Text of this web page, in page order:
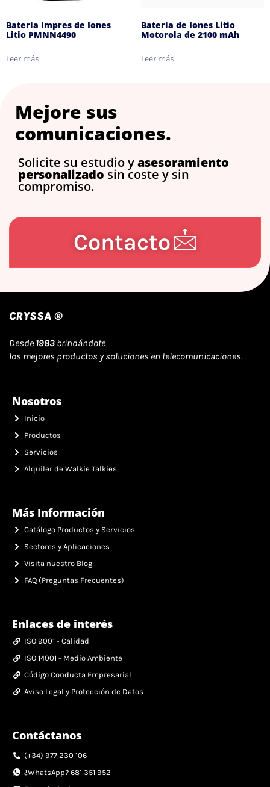
Batería Impres de Iones
Litio PMNN4490
Leer más
Batería de Iones Litio
Motorola de 2100 mAh
Leer más
Mejore sus
comunicaciones.
Solicite su estudio yasesoramiento
personalizado sin coste y sin
compromiso.
Contacto
CRYSSA ®
Desde 1983 brindándote
los mejores productos y soluciones en telecomunicaciones.
Nosotros
Inicio
Productos
Servicios
Alquiler de Walkie Talkies
Más Información
Catálogo Productos y Servicios
Sectores y Aplicaciones
Visita nuestro Blog
FAQ (Preguntas Frecuentes)
Enlaces de interés
ISO 9001 - Calidad
ISO 14001 - Medio Ambiente
Código Conducta Empresarial
Aviso Legal y Protección de Datos
Contáctanos
(+34) 977 230 106
¿WhatsApp? 681 351 952